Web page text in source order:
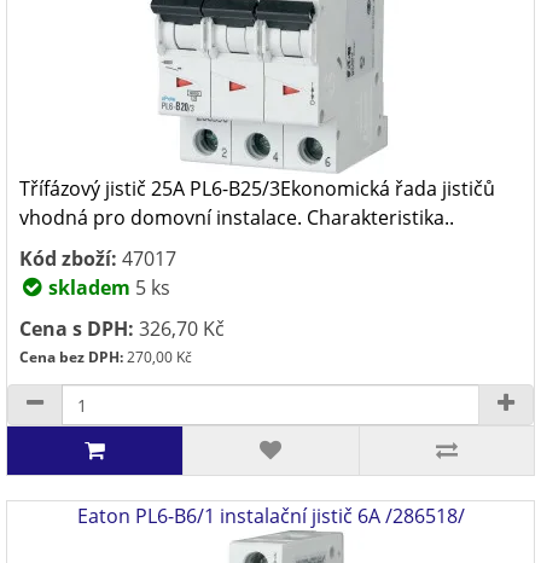
Třífázový jistič 25A PL6-B25/3Ekonomická řada jističů
vhodná pro domovní instalace. Charakteristika..
Kód zboží: 47017
skladem 5 ks
Cena s DPH: 326,70 Kč
Cena bez DPH:270,00 Kč
Eaton PL6-B6/1 instalační jistič 6A /286518/